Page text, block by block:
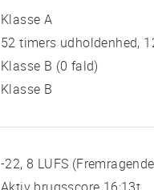
Klasse A
52 timers udholdenhed,
Klasse B (0 fald)
Klasse B
-22, 8 LUFS